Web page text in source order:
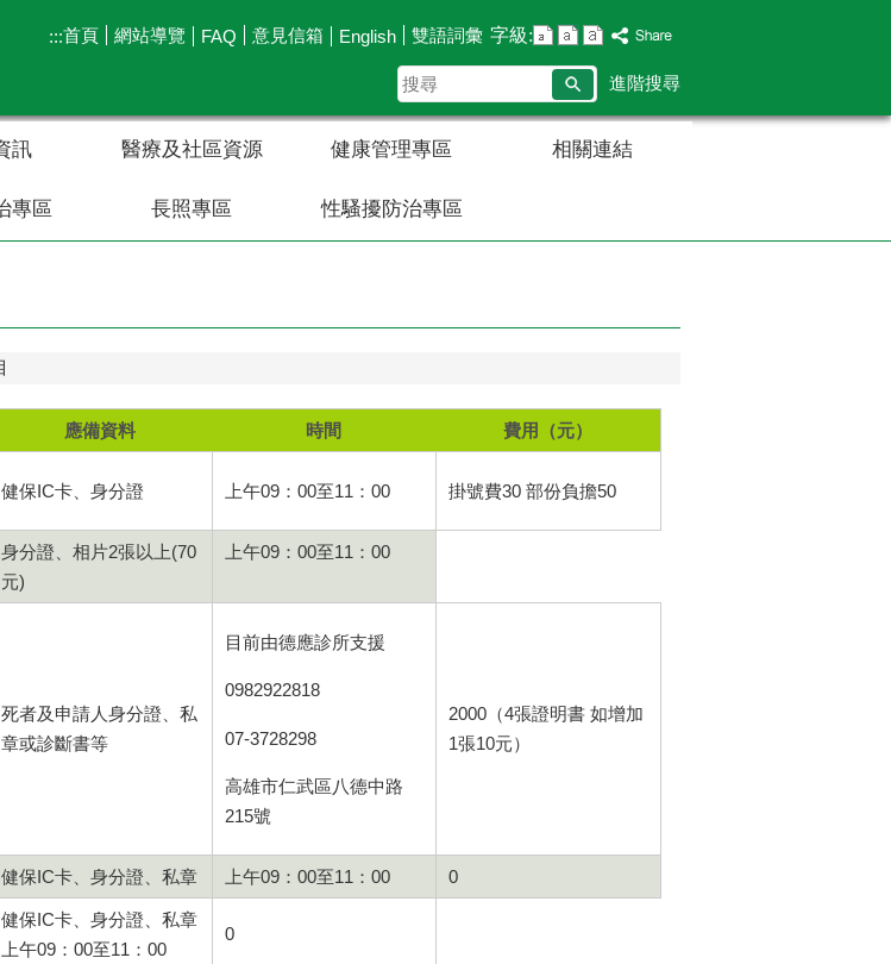
:::首頁 網站導覽 FAQ 意見信箱 English 雙語詞彙 字級:
搜
尋
進階搜尋
訊 醫療及社區資源 健康管理專區 相關連結
專區 長照專區 性騷擾防治專區
應備資料 時間 費用（元）
健保IC卡、身分證 上午09：00至11：00 掛號費30 部份負擔50
身分證、相片2張以上(70
元)
上午09：00至11：00
死者及申請人身分證、私
章或診斷書等
目前由德應診所支援
0982922818
07-3728298
高雄市仁武區八德中路
215號
2000（4張證明書 如增加
1張10元）
健保IC卡、身分證、私章 上午09：00至11：00 0
健保IC卡、身分證、私章
上午09：00至11：00
0